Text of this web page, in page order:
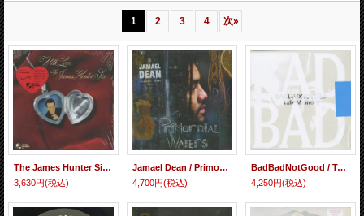
1 2 3 4 次»
The James Hunter Six / With Love (LP)
3,630円(税込)
Jamael Dean / Primordial Waters
4,700円(税込)
BadBadNotGood / Talk Memory
4,250円(税込)